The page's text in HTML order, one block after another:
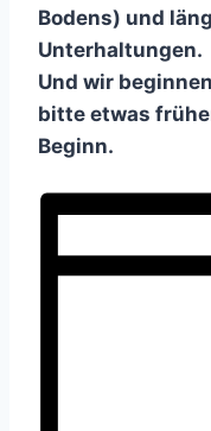
Bodens) und
Unterhaltungen.
Und wir
bitte etwas
Beginn.